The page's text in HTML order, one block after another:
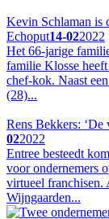
Kevin Schlaman is
Echoput14-022022
Het 66-jarige
familie Klosse
chef-kok. Naast
(28)...
Rens Bekkers: ‘De
022022
Entree besteedt
voor ondernemers
virtueel franchisen.
Wijngaarden...